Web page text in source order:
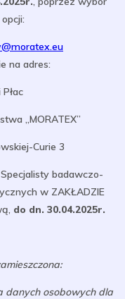
na adres:
„MORATEX”
Curie 3
badawczo-
w ZAKŁADZIE
do dn. 30.04.2025r.
danych osobowych dla